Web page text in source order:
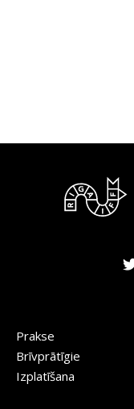
Prakse
Brīvprātīgie
Izplatīšana